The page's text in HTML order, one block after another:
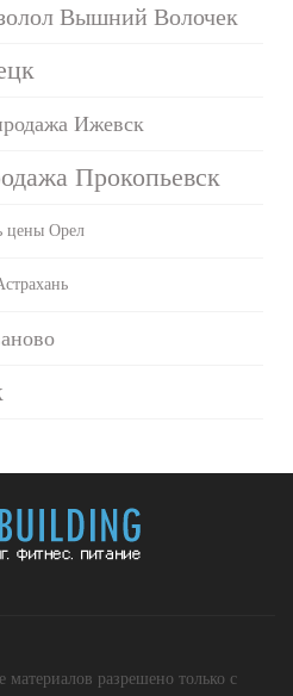
Вышний Волочек
Ижевск
Прокопьевск
цены Орел
разрешено только с